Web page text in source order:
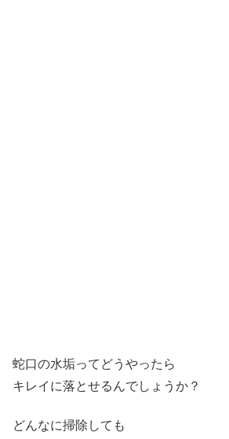
蛇口の水垢ってどうやったら
キレイに落とせるんでしょうか？
どんなに掃除しても